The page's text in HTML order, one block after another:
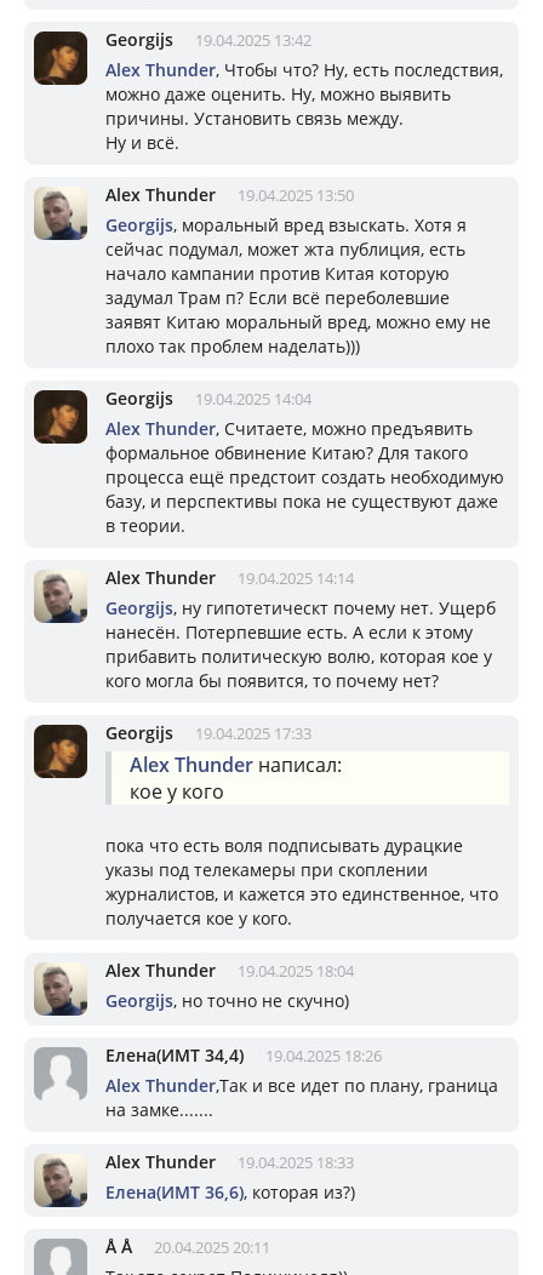
Georgijs 19.04.2025 13:42
Alex Thunder, Чтобы что? Ну, есть последствия,
можно даже оценить. Ну, можно выявить
причины. Установить связь между.
Ну и всё.
Alex Thunder 19.04.2025 13:50
Georgijs, моральный вред взыскать. Хотя я
сейчас подумал, может жта публиция, есть
начало кампании против Китая которую
задумал Трам п? Если всё переболевшие
заявят Китаю моральный вред, можно ему не
плохо так проблем наделать)))
Georgijs 19.04.2025 14:04
Alex Thunder, Считаете, можно предъявить
формальное обвинение Китаю? Для такого
процесса ещё предстоит создать необходимую
базу, и перспективы пока не существуют даже
в теории.
Alex Thunder 19.04.2025 14:14
Georgijs, ну гипотетическт почему нет. Ущерб
нанесён. Потерпевшие есть. А если к этому
прибавить политическую волю, которая кое у
кого могла бы появится, то почему нет?
Georgijs 19.04.2025 17:33
Alex Thunder написал:
кое у кого
пока что есть воля подписывать дурацкие
указы под телекамеры при скоплении
журналистов, и кажется это единственное, что
получается кое у кого.
Alex Thunder 19.04.2025 18:04
Georgijs, но точно не скучно)
Елена(ИМТ 34,4) 19.04.2025 18:26
Alex Thunder,Так и все идет по плану, граница
на замке.......
Alex Thunder 19.04.2025 18:33
Елена(ИМТ 36,6), которая из?)
Å Å 20.04.2025 20:11